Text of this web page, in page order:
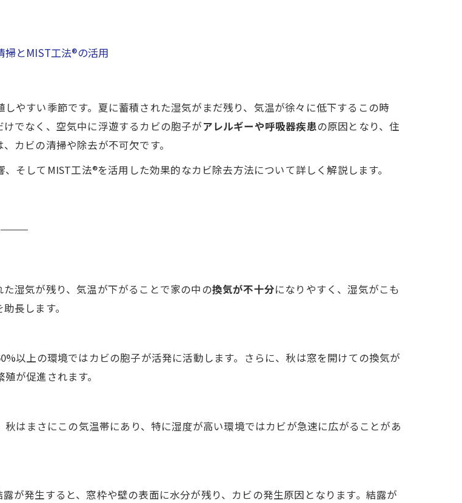
とMIST工法®の活用
しやすい季節です。夏に蓄積された湿気がまだ残り、気温が徐々に低下するこの時
でなく、空気中に浮遊するカビの胞子がアレルギーや呼吸器疾患の原因となり、住
カビの清掃や除去が不可欠です。
そしてMIST工法®を活用した効果的なカビ除去方法について詳しく解説します。
湿気が残り、気温が下がることで家の中の換気が不十分になりやすく、湿気がこも
長します。
以上の環境ではカビの胞子が活発に活動します。さらに、秋は窓を開けての換気が
が促進されます。
はまさにこの気温帯にあり、特に湿度が高い環境ではカビが急速に広がることがあ
が発生すると、窓枠や壁の表面に水分が残り、カビの発生原因となります。結露が